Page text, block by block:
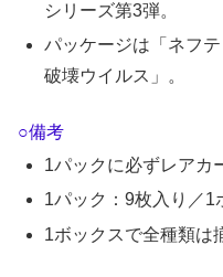
シリーズ第3弾。
パッケージは「ネフ
破壊ウイルス」。
○備考
1パックに必ずレアカ
1パック：9枚入り／1
1ボックスで全種類は